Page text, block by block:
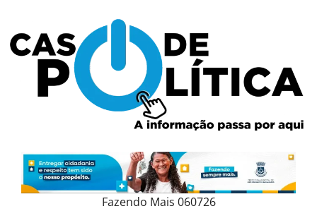
content
Fazendo Mais 060726